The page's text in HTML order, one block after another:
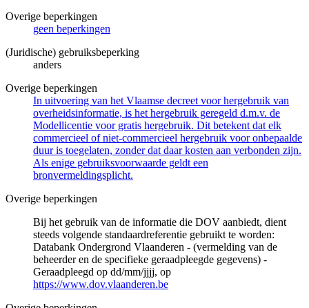
Overige beperkingen
geen beperkingen
(Juridische) gebruiksbeperking
anders
Overige beperkingen
In uitvoering van het Vlaamse decreet voor hergebruik van
overheidsinformatie, is het hergebruik geregeld d.m.v. de
Modellicentie voor gratis hergebruik. Dit betekent dat elk
commercieel of niet-commercieel hergebruik voor onbepaalde
duur is toegelaten, zonder dat daar kosten aan verbonden zijn.
Als enige gebruiksvoorwaarde geldt een
bronvermeldingsplicht.
Overige beperkingen
Bij het gebruik van de informatie die DOV aanbiedt, dient
steeds volgende standaardreferentie gebruikt te worden:
Databank Ondergrond Vlaanderen - (vermelding van de
beheerder en de specifieke geraadpleegde gegevens) -
Geraadpleegd op dd/mm/jjjj, op
https://www.dov.vlaanderen.be